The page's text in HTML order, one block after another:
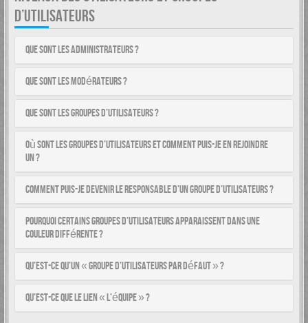
D’UTILISATEURS
Que sont les administrateurs ?
Que sont les modérateurs ?
Que sont les groupes d’utilisateurs ?
Où sont les groupes d’utilisateurs et comment puis-je en rejoindre
un ?
Comment puis-je devenir le responsable d’un groupe d’utilisateurs ?
Pourquoi certains groupes d’utilisateurs apparaissent dans une
couleur différente ?
Qu’est-ce qu’un « groupe d’utilisateurs par défaut » ?
Qu’est-ce que le lien « L’équipe » ?